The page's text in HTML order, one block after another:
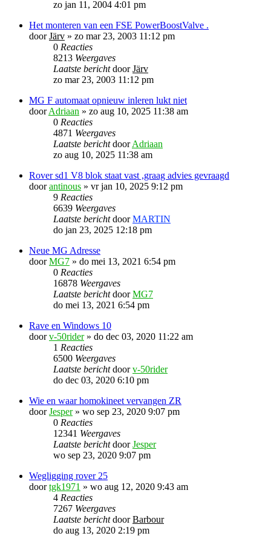
zo jan 11, 2004 4:01 pm
Het monteren van een FSE PowerBoostValve .
doorJärv » zo mar 23, 2003 11:12 pm
0 Reacties
8213 Weergaves
Laatste berichtdoorJärv
zo mar 23, 2003 11:12 pm
MG F automaat opnieuw inleren lukt niet
doorAdriaan » zo aug 10, 2025 11:38 am
0 Reacties
4871 Weergaves
Laatste berichtdoorAdriaan
zo aug 10, 2025 11:38 am
Rover sd1 V8 blok staat vast ,graag advies gevraagd
doorantinous » vr jan 10, 2025 9:12 pm
9 Reacties
6639 Weergaves
Laatste berichtdoorMARTIN
do jan 23, 2025 12:18 pm
Neue MG Adresse
doorMG7 » do mei 13, 2021 6:54 pm
0 Reacties
16878 Weergaves
Laatste berichtdoorMG7
do mei 13, 2021 6:54 pm
Rave en Windows 10
doorv-50rider» do dec 03, 2020 11:22 am
1 Reacties
6500 Weergaves
Laatste berichtdoorv-50rider
do dec 03, 2020 6:10 pm
Wie en waar homokineet vervangen ZR
doorJesper» wo sep 23, 2020 9:07 pm
0 Reacties
12341 Weergaves
Laatste berichtdoorJesper
wo sep 23, 2020 9:07 pm
Wegligging rover 25
doortgk1971 » wo aug 12, 2020 9:43 am
4 Reacties
7267 Weergaves
Laatste berichtdoorBarbour
do aug 13, 2020 2:19 pm